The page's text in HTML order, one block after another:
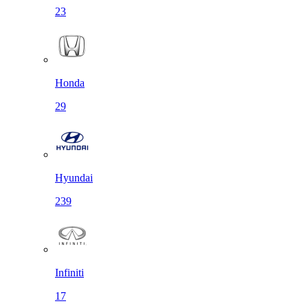
23
Honda
29
Hyundai
239
Infiniti
17